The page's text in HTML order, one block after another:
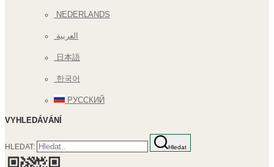
NEDERLANDS
العربية
日本語
한국어
РУССКИЙ
VYHLEDÁVÁNÍ
HLEDAT: Hledat